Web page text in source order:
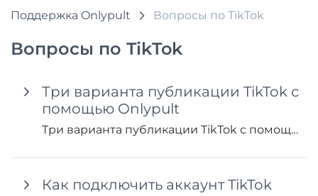
Поддержка Onlypult Вопросы по TikTok
Вопросы по TikTok
Три варианта публикации TikTok с
помощью Onlypult
Три варианта публикации TikTok с помощью Onlypult
Как подключить аккаунт TikTok